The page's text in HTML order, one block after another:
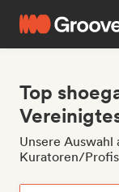
Top
Unsere Auswahl
Kuratoren/Profis